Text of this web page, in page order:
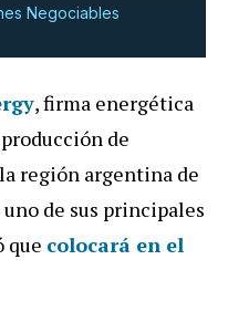
Negociables
, firma energética
de
región argentina de
de sus principales
que colocará en el